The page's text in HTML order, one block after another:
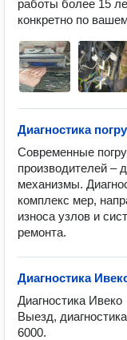
работы более 15
Диагностика
Современные
производителей –
механизмы.
комплекс мер,
износа узлов и
Диагностика
Диагностика Ивеко
Выезд,
6000.